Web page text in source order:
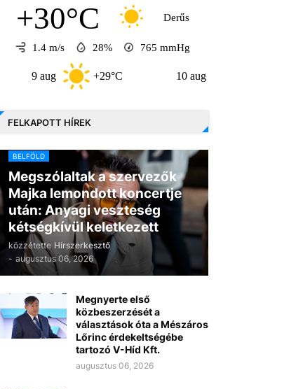
+30°C Derűs
1.4 m/s 28% 765 mmHg
+29°C +33°C
FELKAPOTT HÍREK
BELFÖLD
Megszólaltak a szervezők
Majka lemondott koncertje
után: Anyagi veszteség
kétségkívül keletkezett
közzétette Hírszerkesztő
- augusztus 06, 2026
Megnyerte első
közbeszerzését a
választások óta a Mészáros
Lőrinc érdekeltségébe
tartozó V-Híd Kft.
augusztus 06, 2026